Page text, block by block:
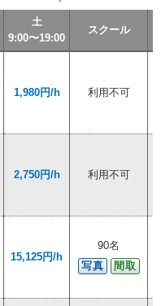
土
9:00〜19:00
スクール
土
9:00〜19:00
スクール
土
9:00〜19:00
スクール
1,980円/h 利用不可
2,750円/h 利用不可
15,125円/h
90名
写真
間取
土
9:00〜19:00
スクール
1,980円/h 利用不可
2,750円/h 利用不可
15,125円/h
90名
写真
間取